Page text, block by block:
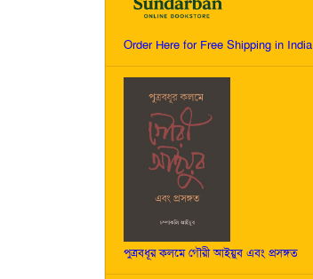
Order Here for Free Shipping in India
পুত্রবধূর কলমে গৌরী আইয়ুব এবং প্রসঙ্গত